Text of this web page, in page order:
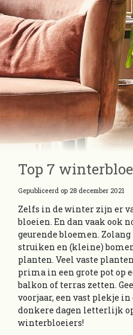
Top 7
Gepubliceerd op 28 december 2021
Zelfs in de winter zijn er
bloeien. En dan vaak ook
geurende bloemen.
struiken en (kleine)
planten. Veel vaste
prima in een grote pot op
balkon of terras zetten.
voorjaar, een vast plekje in
donkere dagen letterlijk
winterbloeiers!